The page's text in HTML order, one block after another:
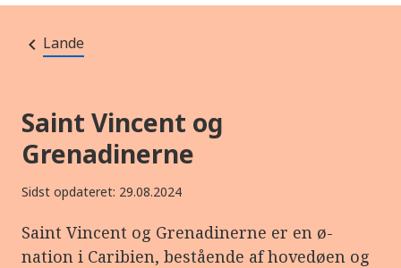
Lande
Saint Vincent og
Grenadinerne
Sidst opdateret: 29.08.2024
Saint Vincent og Grenadinerne er en ø-
nation i Caribien, bestående af hovedøen og